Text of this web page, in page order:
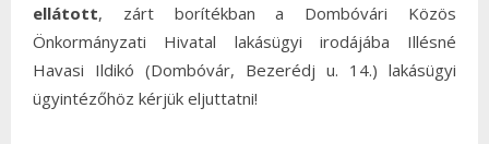
ellátott, zárt borítékban a Dombóvári Közös
Önkormányzati Hivatal lakásügyi irodájába Illésné
Havasi Ildikó (Dombóvár, Bezerédj u. 14.) lakásügyi
ügyintézőhöz kérjük eljuttatni!